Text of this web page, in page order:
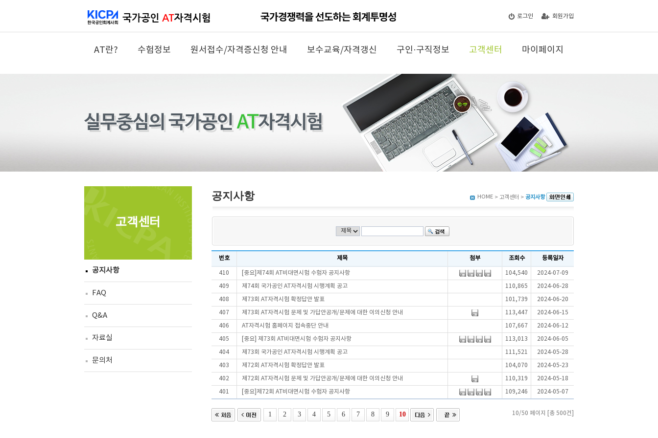
로그인 회원가입
AT란? 수험정보 원서접수/자격증신청 안내 보수교육/자격갱신 구인·구직정보 고객센터 마이페이지
고객센터
공지사항
FAQ
Q&A
자료실
문의처
공지사항 HOME > 고객센터 > 공지사항
번호 제목 첨부 조회수 등록일자
410 [중요]제74회 AT비대면시험 수험자 공지사항 104,540 2024-07-09
409 제74회 국가공인 AT자격시험 시행계획 공고 110,865 2024-06-28
408 제73회 AT자격시험 확정답안 발표 101,739 2024-06-20
407 제73회 AT자격시험 문제 및 가답안공개/문제에 대한 이의신청 안내 113,447 2024-06-15
406 AT자격시험 홈페이지 접속중단 안내 107,667 2024-06-12
405 [중요] 제73회 AT비대면시험 수험자 공지사항 113,013 2024-06-05
404 제73회 국가공인 AT자격시험 시행계획 공고 111,521 2024-05-28
403 제72회 AT자격시험 확정답안 발표 104,070 2024-05-23
402 제72회 AT자격시험 문제 및 가답안공개/문제에 대한 이의신청 안내 110,319 2024-05-18
401 [중요]제72회 AT비대면시험 수험자 공지사항 109,246 2024-05-07
1 2 3 4 5 6 7 8 9 10 10/50 페이지 [총 500건]